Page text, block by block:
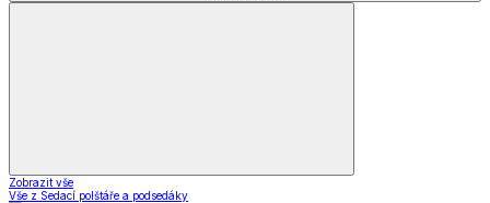
Zobrazit vše
Vše z Sedací polštáře a podsedáky